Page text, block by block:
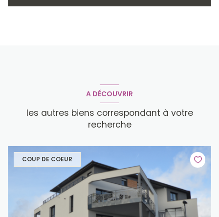
A DÉCOUVRIR
les autres biens correspondant à votre
recherche
COUP DE COEUR